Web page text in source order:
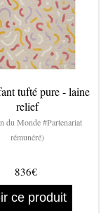
tufté pure - laine
relief
du Monde #Partenariat
rémunéré)
836€
ce produit